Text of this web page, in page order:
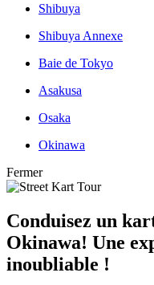
Shibuya
Shibuya Annexe
Baie de Tokyo
Asakusa
Osaka
Okinawa
Fermer
Conduisez un
Okinawa! Une
inoubliable !